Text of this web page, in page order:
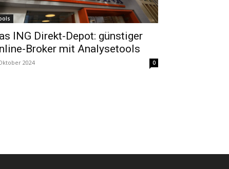
ING Direkt-Depot: günstiger
Broker mit Analysetools
2024 0